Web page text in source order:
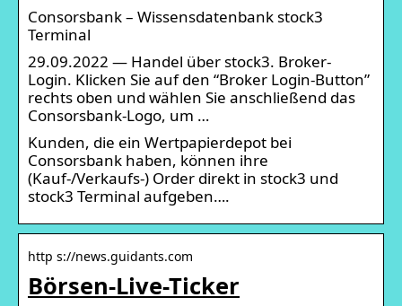
Consorsbank – Wissensdatenbank stock3
Terminal
29.09.2022 — Handel über stock3. Broker-
Login. Klicken Sie auf den “Broker Login-Button”
rechts oben und wählen Sie anschließend das
Consorsbank-Logo, um …
Kunden, die ein Wertpapierdepot bei
Consorsbank haben, können ihre
(Kauf-/Verkaufs-) Order direkt in stock3 und
stock3 Terminal aufgeben….
http s://news.guidants.com
Börsen-Live-Ticker